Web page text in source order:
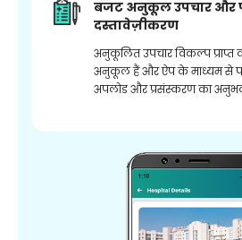
बजट अनुकूल उपचार और
दस्तावेज़ीकरण
अनुकूलित उपचार विकल्प
अनुकूल हैं और ऐप के माध्यम से
अपलोड और प्रसंस्करण का